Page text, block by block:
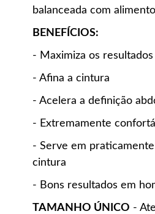
balanceada com
BENEFÍCIOS:
- Maximiza os resultados
- Afina a cintura
- Acelera a definição
- Extremamente
- Serve em
cintura
- Bons resultados em
TAMANHO ÚNICO -